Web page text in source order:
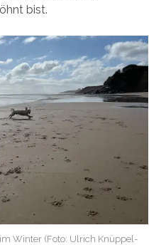
bist.
Winter (Foto: Ulrich Knüppel-